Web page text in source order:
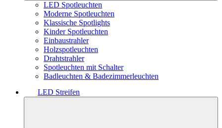
LED Spotleuchten
Moderne Spotleuchten
Klassische Spotlights
Kinder Spotleuchten
Einbaustrahler
Holzspotleuchten
Drahtstrahler
Spotleuchten mit Schalter
Badleuchten & Badezimmerleuchten
LED Streifen